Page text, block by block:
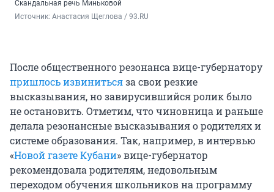
Скандальная речь Миньковой
Источник: Анастасия Щеглова / 93.RU
После общественного резонанса вице-губернатору
пришлось извинитьсяза свои резкие
высказывания, но завирусившийся ролик было
не остановить. Отметим, что чиновница и раньше
делала резонансные высказывания о родителях и
системе образования. Так, например, в интервью
«Новой газете Кубани» вице-губернатор
рекомендовала родителям, недовольным
переходом обучения школьников на программу